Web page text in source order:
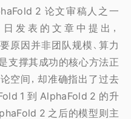
2 论文审稿人之一
发表的文章中提出，
原因并非团队规模、算力
支撑其成功的核心方法正
空间，却准确指出了过去
1 到 AlphaFold 2 的升
2 之后的模型则主